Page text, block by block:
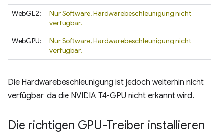
WebGL2:
Nur Software, Hardwarebeschleunigung nicht
verfügbar.
WebGPU:
Nur Software, Hardwarebeschleunigung nicht
verfügbar.
Die Hardwarebeschleunigung ist jedoch weiterhin nicht
verfügbar, da die NVIDIA T4-GPU nicht erkannt wird.
Die richtigen GPU-Treiber installieren